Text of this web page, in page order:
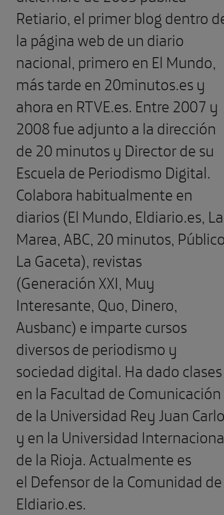
Retiario, el primer blog dentro
la página web de un diario
nacional, primero en El Mundo,
más tarde en 20minutos.es y
ahora en RTVE.es. Entre 2007 y
2008 fue adjunto a la dirección
de 20 minutos y Director de su
Escuela de Periodismo Digital.
Colabora habitualmente en
diarios (El Mundo, Eldiario.es, La
Marea, ABC, 20 minutos,
La Gaceta), revistas
(Generación XXI, Muy
Interesante, Quo, Dinero,
Ausbanc) e imparte cursos
diversos de periodismo y
sociedad digital. Ha dado clases
en la Facultad de Comunicación
de la Universidad Rey Juan
y en la Universidad
de la Rioja. Actualmente es
el Defensor de la Comunidad de
Eldiario.es.